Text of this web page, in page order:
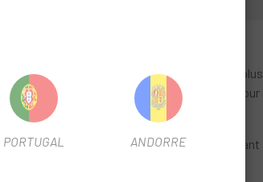
anneaux, le CL05 offre une zone d'éclairage plus
davantage de modes de clignotement pour
le capteur de lumière active le mode clignotant
PORTUGAL ANDORRE